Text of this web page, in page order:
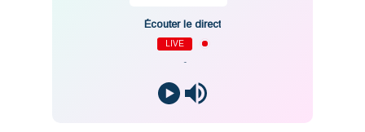
Écouter le direct
LIVE